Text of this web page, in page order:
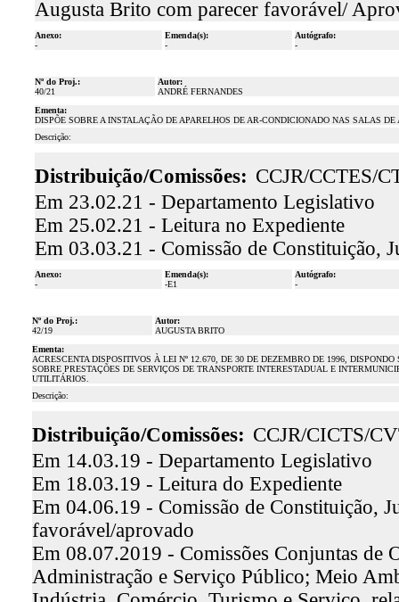
Augusta Brito com parecer favorável/
Anexo:
-
Emenda(s):
-
Autógrafo:
-
Nº do Proj.:
40/21
Autor:
ANDRÉ FERNANDES
Ementa:
DISPÕE SOBRE A INSTALAÇÃO DE APARELHOS DE AR-CONDICIONADO NAS SALAS
Descrição:
Distribuição/Comissões: CCJR/CCTES/
Em 23.02.21 - Departamento Legislativo
Em 25.02.21 - Leitura no Expediente
Em 03.03.21 - Comissão de Constituição,
Anexo:
-
Emenda(s):
-E1
Autógrafo:
-
Nº do Proj.:
42/19
Autor:
AUGUSTA BRITO
Ementa:
ACRESCENTA DISPOSITIVOS À LEI Nº 12.670, DE 30 DE DEZEMBRO DE 1996,
SOBRE PRESTAÇÕES DE SERVIÇOS DE TRANSPORTE INTERESTADUAL E
UTILITÁRIOS.
Descrição:
Distribuição/Comissões: CCJR/CICTS/
Em 14.03.19 - Departamento Legislativo
Em 18.03.19 - Leitura do Expediente
Em 04.06.19 - Comissão de Constituição,
favorável/aprovado
Em 08.07.2019 - Comissões Conjuntas de
Administração e Serviço Público; Meio